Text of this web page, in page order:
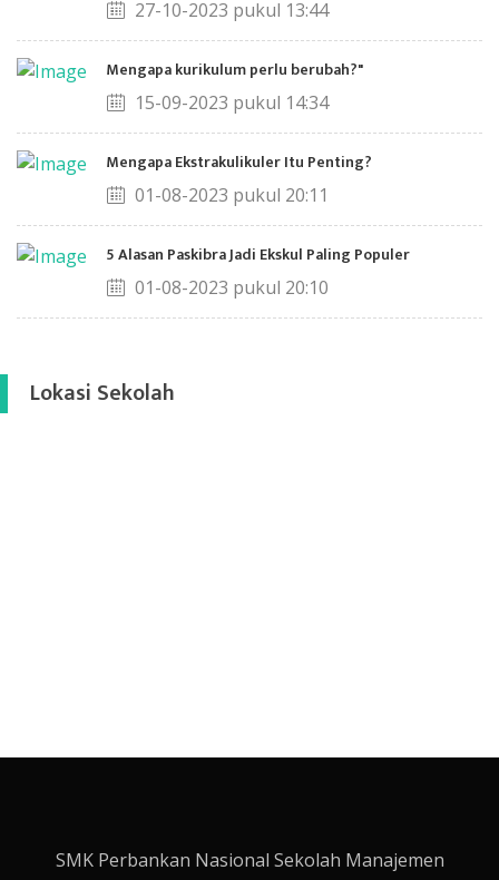
27-10-2023 pukul 13:44
Mengapa kurikulum perlu berubah?"
15-09-2023 pukul 14:34
Mengapa Ekstrakulikuler Itu Penting?
01-08-2023 pukul 20:11
5 Alasan Paskibra Jadi Ekskul Paling Populer
01-08-2023 pukul 20:10
Lokasi Sekolah
SMK Perbankan Nasional Sekolah Manajemen